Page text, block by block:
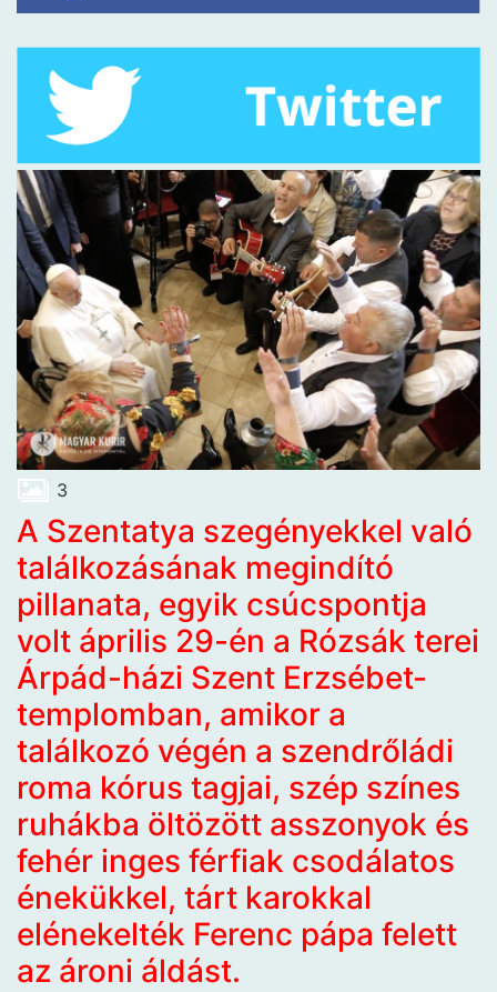
3
A Szentatya szegényekkel való
találkozásának megindító
pillanata, egyik csúcspontja
volt április 29-én a Rózsák terei
Árpád-házi Szent Erzsébet-
templomban, amikor a
találkozó végén a szendrőládi
roma kórus tagjai, szép színes
ruhákba öltözött asszonyok és
fehér inges férfiak csodálatos
énekükkel, tárt karokkal
elénekelték Ferenc pápa felett
az ároni áldást.